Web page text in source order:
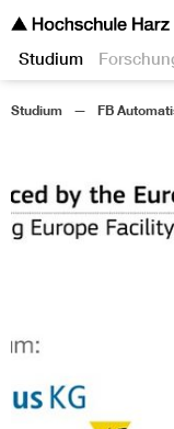
Studium
Studium FB